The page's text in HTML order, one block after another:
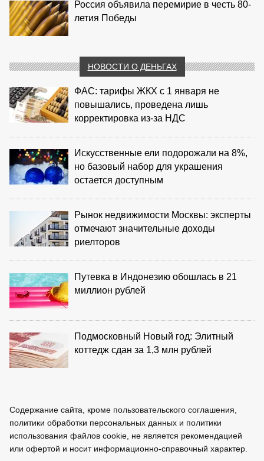
Россия объявила перемирие в честь 80-
летия Победы
НОВОСТИ О ДЕНЬГАХ
ФАС: тарифы ЖКХ с 1 января не
повышались, проведена лишь
корректировка из‑за НДС
Искусственные ели подорожали на 8%,
но базовый набор для украшения
остается доступным
Рынок недвижимости Москвы: эксперты
отмечают значительные доходы
риелторов
Путевка в Индонезию обошлась в 21
миллион рублей
Подмосковный Новый год: Элитный
коттедж сдан за 1,3 млн рублей
Содержание сайта, кроме пользовательского соглашения,
политики обработки персональных данных и политики
использования файлов cookie, не является рекомендацией
или офертой и носит информационно-справочный характер.